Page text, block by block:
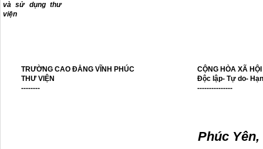
và sử dụng thư
viện
TRƯỜNG CAO ĐẲNG VĨNH PHÚC
THƯ VIỆN
--------
CỘNG HÒA XÃ
Độc lập- Tự do-
---------------
Phúc